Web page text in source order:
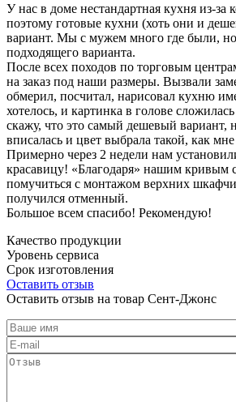
У нас в доме нестандартная кухня из-за
поэтому готовые кухни (хоть они и
вариант. Мы с мужем много где были,
подходящего варианта.
После всех походов по торговым
на заказ под наши размеры. Вызвали
обмерил, посчитал, нарисовал кухню
хотелось, и картинка в голове
скажу, что это самый дешевый вариант,
вписалась и цвет выбрала такой, как
Примерно через 2 недели нам
красавицу! «Благодаря» нашим кривым
помучиться с монтажом верхних
получился отменный.
Большое всем спасибо! Рекомендую!
Качество продукции
Уровень сервиса
Срок изготовления
Оставить отзыв
Оставить отзыв на товар Сент-Джонс